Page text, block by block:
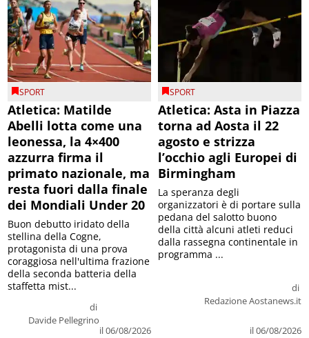
SPORT
Atletica: Matilde
Abelli lotta come una
leonessa, la 4×400
azzurra firma il
primato nazionale, ma
resta fuori dalla finale
dei Mondiali Under 20
di
Davide Pellegrino
il 06/08/2026
Buon debutto iridato della
stellina della Cogne,
protagonista di una prova
coraggiosa nell'ultima frazione
della seconda batteria della
staffetta mist...
SPORT
Atletica: Asta in Piazza
torna ad Aosta il 22
agosto e strizza
l’occhio agli Europei di
Birmingham
di
Redazione Aostanews.it
il 06/08/2026
La speranza degli
organizzatori è di portare sulla
pedana del salotto buono
della città alcuni atleti reduci
dalla rassegna continentale in
programma ...